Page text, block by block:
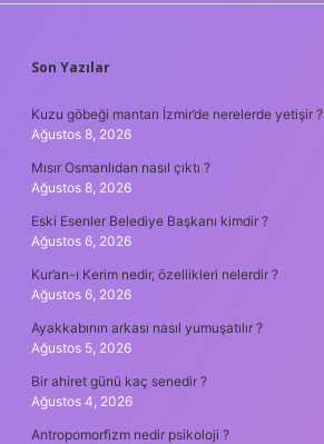
SIDEBAR
Son Yazılar
Kuzu göbeği mantarı İzmir’de nerelerde yetişir ?
Ağustos 8, 2026
Mısır Osmanlıdan nasıl çıktı ?
Ağustos 8, 2026
Eski Esenler Belediye Başkanı kimdir ?
Ağustos 6, 2026
Kur’an-ı Kerim nedir, özellikleri nelerdir ?
Ağustos 6, 2026
Ayakkabının arkası nasıl yumuşatılır ?
Ağustos 5, 2026
Bir ahiret günü kaç senedir ?
Ağustos 4, 2026
Antropomorfizm nedir psikoloji ?